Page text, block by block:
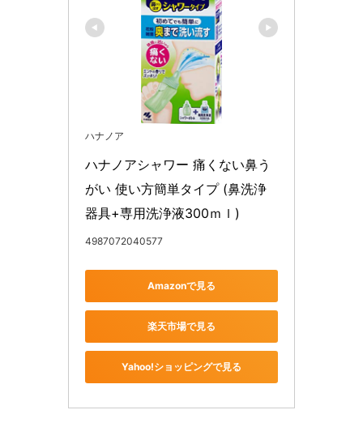
ハナノア
ハナノアシャワー 痛くない鼻う
がい 使い方簡単タイプ (鼻洗浄
器具+専用洗浄液300ｍｌ)
4987072040577
Amazonで見る
楽天市場で見る
Yahoo!ショッピングで見る